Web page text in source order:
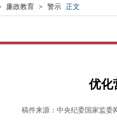
廉政教育 > 警示 正文
优化
稿件来源：中央纪委国家监委